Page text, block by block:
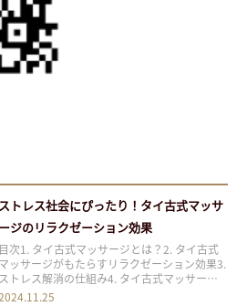
ストレス社会にぴったり！タイ古式マッサ
ージのリラクゼーション効果
目次1. タイ古式マッサージとは？2. タイ古式
マッサージがもたらすリラクゼーション効果3.
ストレス解消の仕組み4. タイ古式マッサージ
心身への影響5. 日常生活でのタイ古式マッ